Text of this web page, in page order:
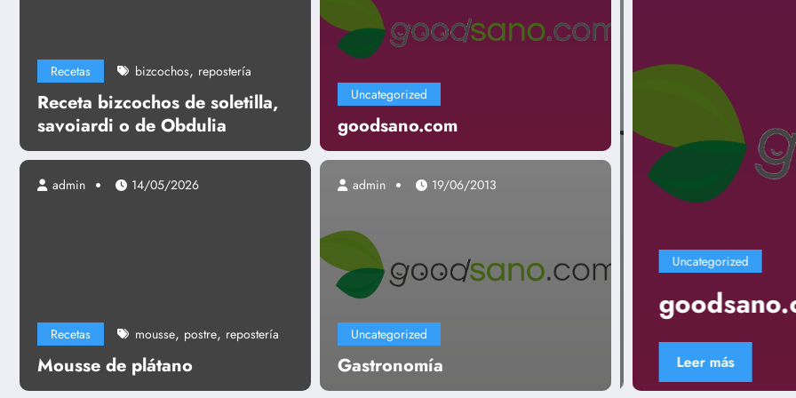
Recetas bizcochos, repostería
Receta bizcochos de soletilla,
savoiardi o de Obdulia
Recetas mousse, postre, repostería
Mousse de plátano
admin 14/05/2026
Uncategorized
goodsano.com
Uncategorized
Gastronomía
admin 19/06/2013
Leer más
Uncategorized
Leer más